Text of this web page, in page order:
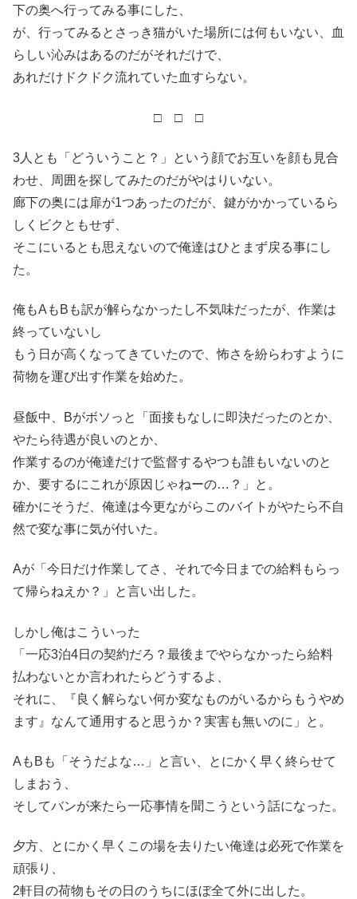
下の奥へ行ってみる事にした、
が、行ってみるとさっき猫がいた場所には何もいない、血
らしい沁みはあるのだがそれだけで、
あれだけドクドク流れていた血すらない。
□ □ □
3人とも「どういうこと？」という顔でお互いを顔も見合
わせ、周囲を探してみたのだがやはりいない。
廊下の奥には扉が1つあったのだが、鍵がかかっているら
しくビクともせず、
そこにいるとも思えないので俺達はひとまず戻る事にし
た。
俺もAもBも訳が解らなかったし不気味だったが、作業は
終っていないし
もう日が高くなってきていたので、怖さを紛らわすように
荷物を運び出す作業を始めた。
昼飯中、Bがボソっと「面接もなしに即決だったのとか、
やたら待遇が良いのとか、
作業するのが俺達だけで監督するやつも誰もいないのと
か、要するにこれが原因じゃねーの…？」と。
確かにそうだ、俺達は今更ながらこのバイトがやたら不自
然で変な事に気が付いた。
Aが「今日だけ作業してさ、それで今日までの給料もらっ
て帰らねえか？」と言い出した。
しかし俺はこういった
「一応3泊4日の契約だろ？最後までやらなかったら給料
払わないとか言われたらどうするよ、
それに、『良く解らない何か変なものがいるからもうやめ
ます』なんて通用すると思うか？実害も無いのに」と。
AもBも「そうだよな…」と言い、とにかく早く終らせて
しまおう、
そしてバンが来たら一応事情を聞こうという話になった。
夕方、とにかく早くこの場を去りたい俺達は必死で作業を
頑張り、
2軒目の荷物もその日のうちにほぼ全て外に出した。